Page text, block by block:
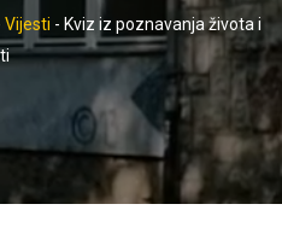
Vijesti - Kviz iz poznavanja života i